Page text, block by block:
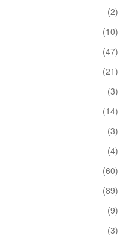
(2)
(10)
(47)
(21)
(3)
(14)
(3)
(4)
(60)
(89)
(9)
(3)